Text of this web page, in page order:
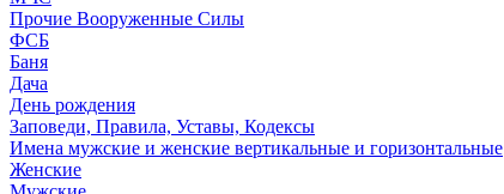
Прочие Вооруженные Силы
ФСБ
Баня
Дача
День рождения
Заповеди, Правила, Уставы, Кодексы
Имена мужские и женские вертикальные и горизонтальные
Женские